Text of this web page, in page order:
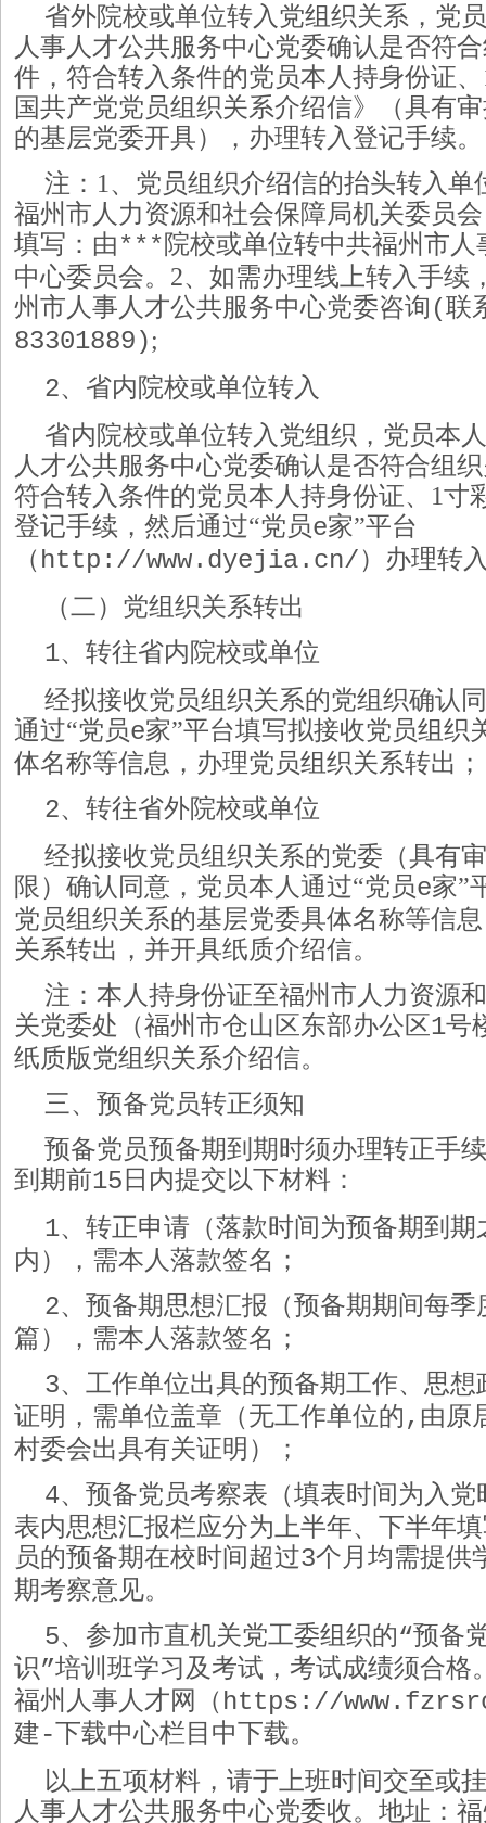
省外院校或单位转入党组织关系，党
人事人才公共服务中心党委确认是否符
件，符合转入条件的党员本人持身份证、
国共产党党员组织关系介绍信》（具有
的基层党委开具），办理转入登记手续。
注： 1、党员组织介绍信的抬头转入单
福州市人力资源和社会保障局机关委员
填写：由***院校或单位转中共福州市
中心委员会。 2、如需办理线上转入手续
州市人事人才公共服务中心党委咨询 (联
83301889);
2、省内院校或单位转入
省内院校或单位转入党组织，党员本
人才公共服务中心党委确认是否符合组
符合转入条件的党员本人持身份证、 1寸
登记手续，然后通过“党员e家”平台
（ http://www.dyejia.cn/）办理转
（二）党组织关系转出
1、转往省内院校或单位
经拟接收党员组织关系的党组织确认
通过“党员e家”平台填写拟接收党员组织
体名称等信息，办理党员组织关系转出；
2、转往省外院校或单位
经拟接收党员组织关系的党委（具有
限）确认同意，党员本人通过“党员e家”
党员组织关系的基层党委具体名称等信
关系转出，并开具纸质介绍信。
注：本人持身份证至福州市人力资源
关党委处（福州市仓山区东部办公区1号
纸质版党组织关系介绍信。
三、预备党员转正须知
预备党员预备期到期时须办理转正手
到期前15 日内提交以下材料：
1、转正申请（落款时间为预备期到期
内），需本人落款签名；
2、预备期思想汇报（预备期期间每季
篇），需本人落款签名；
3、工作单位出具的预备期工作、思想
证明，需单位盖章（无工作单位的 , 由原
村委会出具有关证明）；
4、预备党员考察表（填表时间为入党
表内思想汇报栏应分为上半年、下半年
员的预备期在校时间超过3个月均需提供
期考察意见。
5、参加市直机关党工委组织的“预备
识”培训班学习及考试，考试成绩须合格
福州人事人才网（ https://
建-下载中心栏目中下载。
以上五项材料，请于上班时间交至或
人事人才公共服务中心党委收。地址：